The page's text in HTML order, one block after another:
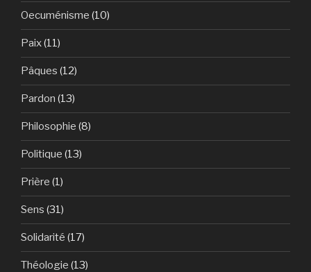
Oecuménisme (10)
Paix(11)
Pâques (12)
Pardon (13)
Philosophie (8)
Politique (13)
Prière (1)
Sens (31)
Solidarité (17)
Théologie (13)